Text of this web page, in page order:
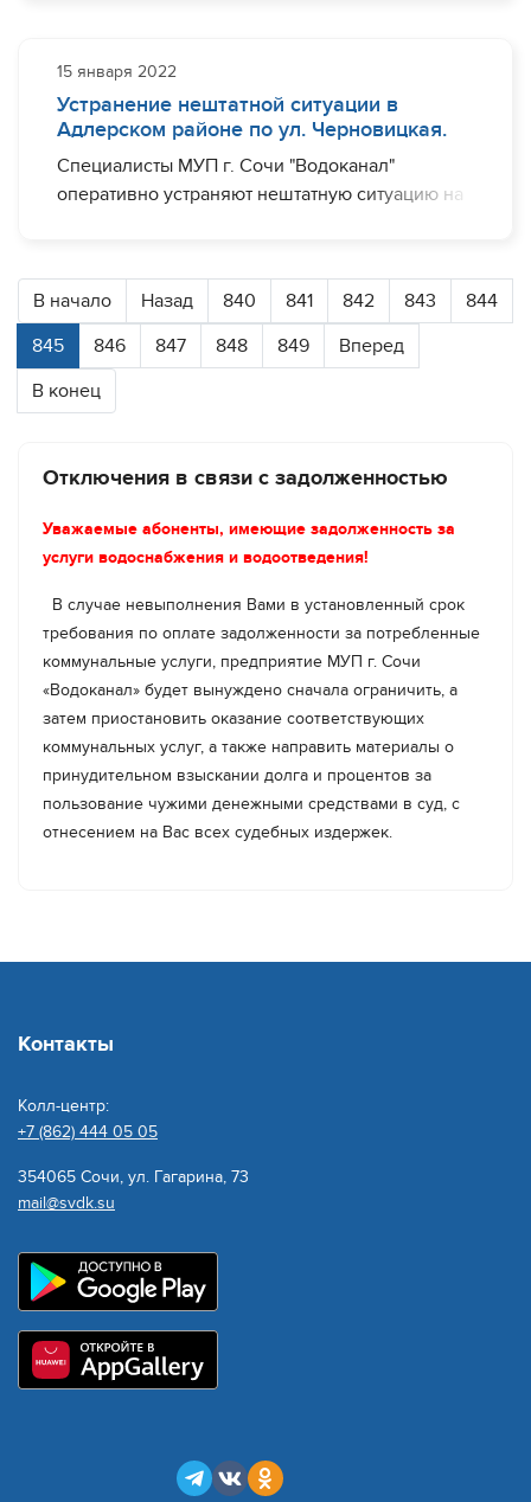
по пер. Донскому. Необходимый комплекс
работ планируется завершить ориентировочно
до 20:00.
Устранение нештатной ситуации в
Адлерском районе по ул. Черновицкая.
15 января 2022
Специалисты МУП г. Сочи "Водоканал"
оперативно устраняют нештатную ситуацию на
Ограничения с водоснабжением могут
наблюдаться (частично) по ул. Блинова, ул.
Черновицкая, ул. Коммунаров, ул.
Ворошиловоградская.
Необходимый комплекс работ планируется
В начало Назад 840 841 842 843
844
845
846 847 848 849
Вперед
В конец
Отключения в связи с задолженностью
Уважаемые абоненты, имеющие задолженность за
услуги водоснабжения и водоотведения!
В случае невыполнения Вами в установленный срок
требования по оплате задолженности за потребленные
коммунальные услуги, предприятие МУП г. Сочи
«Водоканал» будет вынуждено сначала ограничить, а
затем приостановить оказание соответствующих
коммунальных услуг, а также направить материалы о
принудительном взыскании долга и процентов за
пользование чужими денежными средствами в суд, с
отнесением на Вас всех судебных издержек.
Контакты
Колл-центр:
+7 (862) 444 05 05
354065 Сочи, ул. Гагарина, 73
mail@svdk.su